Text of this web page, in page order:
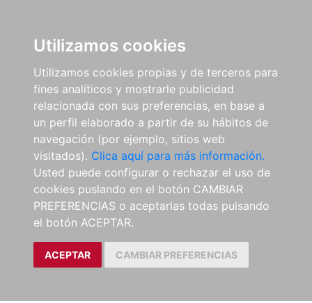
Utilizamos cookies
Utilizamos cookies propias y de terceros para
fines analíticos y mostrarle publicidad
relacionada con sus preferencias, en base a
un perfil elaborado a partir de su hábitos de
navegación (por ejemplo, sitios web
visitados). Clica aquí para más información.
Usted puede configurar o rechazar el uso de
cookies puslando en el botón CAMBIAR
PREFERENCIAS o aceptarlas todas pulsando
el botón ACEPTAR.
ACEPTAR CAMBIAR PREFERENCIAS